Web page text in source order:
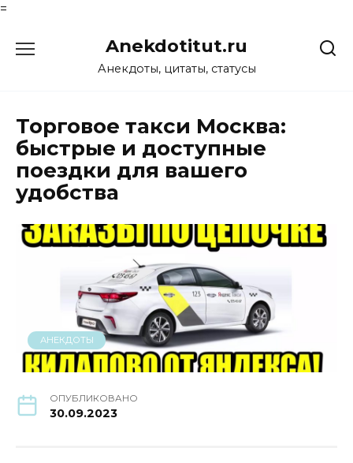
=
Anekdotitut.ru
Анекдоты, цитаты, статусы
Торговое такси Москва:
быстрые и доступные
поездки для вашего
удобства
АНЕКДОТЫ
ОПУБЛИКОВАНО
30.09.2023